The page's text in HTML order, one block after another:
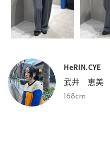
HeRIN.CYE
武井 恵美
168cm